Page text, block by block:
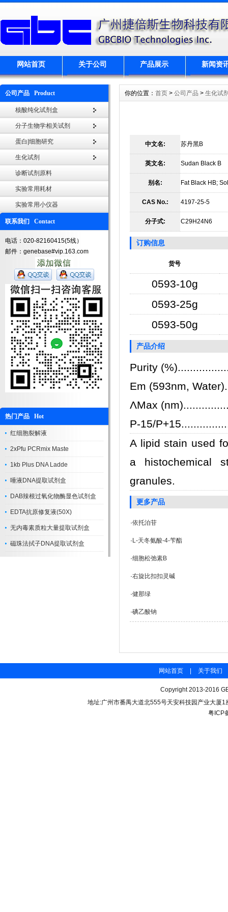
网站首页 关于公司 产品展示 新闻资
公司产品 Product
核酸纯化试剂盒
分子生物学相关试剂
蛋白|细胞研究
生化试剂
诊断试剂原料
实验常用耗材
实验常用小仪器
联系我们 Contact
电话：020-82160415(5线）
邮件：genebase#vip.163.com
热门产品 Hot
红细胞裂解液
2xPfu PCRmix Maste
1kb Plus DNA Ladde
唾液DNA提取试剂盒
DAB辣根过氧化物酶显色试剂盒
EDTA抗原修复液(50X)
无内毒素质粒大量提取试剂盒
磁珠法拭子DNA提取试剂盒
你的位置： 首页 > 公司产品 > 生化试
中文名: 苏丹黑B
英文名: Sudan Black B
别名: Fat Black HB;
CAS No.: 4197-25-5
分子式: C29H24N6
订购信息
货号
0593-10g
0593-25g
0593-50g
产品介绍
Purity
Em (593nm,
ΛMax
P-15/
A lipid stain used
a histochemical
granules.
更多产品
·依托泊苷
· L-天冬氨酸-4-苄酯
·细胞松弛素B
·右旋比扣扣灵碱
·健那绿
·碘乙酸钠
网站首页 关于我们
Copyright 2013-2016
地址:广州市番禺大道北555号天安科技园产业大厦
粤ICP